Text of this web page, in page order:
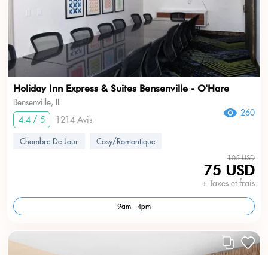
Holiday Inn Express & Suites Bensenville - O'Hare
Bensenville, IL
4.4 / 5
1214 Avis
260
Chambre De Jour Cosy/Romantique
105 USD
75 USD
+ Taxes et frais
9am - 4pm